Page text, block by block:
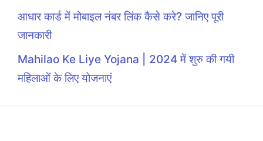
आधार कार्ड में मोबाइल नंबर लिंक कैसे करे? जानिए पूरी
जानकारी
Mahilao Ke Liye Yojana | 2024 में शुरु की गयी
महिलाओं के लिए योजनाएं